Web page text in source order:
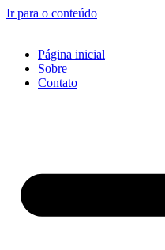
Ir para o conteúdo
Página inicial
Sobre
Contato